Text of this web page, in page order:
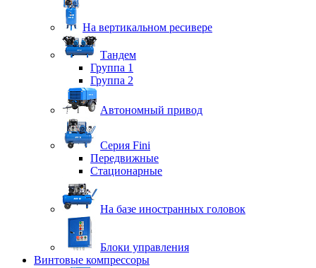
На вертикальном ресивере
Тандем
Группа 1
Группа 2
Автономный привод
Серия Fini
Передвижные
Стационарные
На базе иностранных головок
Блоки управления
Винтовые компрессоры